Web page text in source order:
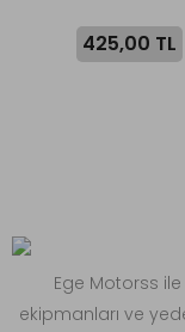
425,00 TL
Ege Motorss
ekipmanları ve